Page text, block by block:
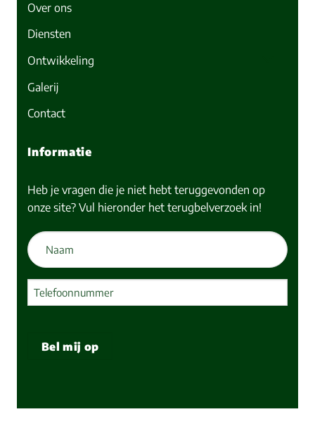
Over ons
Diensten
Ontwikkeling
Galerij
Contact
Informatie
Heb je vragen die je niet hebt teruggevonden op
onze site? Vul hieronder het terugbelverzoek in!
Naam
Telefoon(Vereist)
Bel mij op